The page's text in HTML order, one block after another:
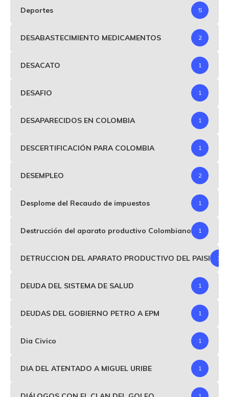
Deportes 5
DESABASTECIMIENTO MEDICAMENTOS 2
DESACATO 1
DESAFIO 1
DESAPARECIDOS EN COLOMBIA 1
DESCERTIFICACIÓN PARA COLOMBIA 1
DESEMPLEO 2
Desplome del Recaudo de impuestos 1
Destrucción del aparato productivo Colombiano 1
DETRUCCION DEL APARATO PRODUCTIVO DEL PAISI 1
DEUDA DEL SISTEMA DE SALUD 1
DEUDAS DEL GOBIERNO PETRO A EPM 1
Dia Civico 1
DIA DEL ATENTADO A MIGUEL URIBE 1